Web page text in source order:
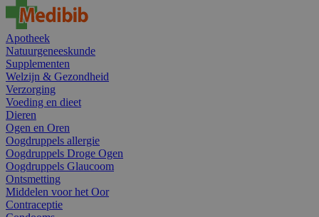
Apotheek
Natuurgeneeskunde
Supplementen
Welzijn & Gezondheid
Verzorging
Voeding en dieet
Dieren
Ogen en Oren
Oogdruppels allergie
Oogdruppels Droge Ogen
Oogdruppels Glaucoom
Ontsmetting
Middelen voor het Oor
Contraceptie